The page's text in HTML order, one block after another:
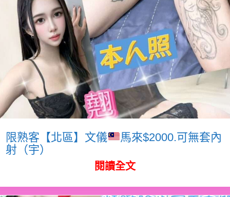
限熟客【北區】文儀
馬來$2000.可無套內
射（宇）
閱讀全文